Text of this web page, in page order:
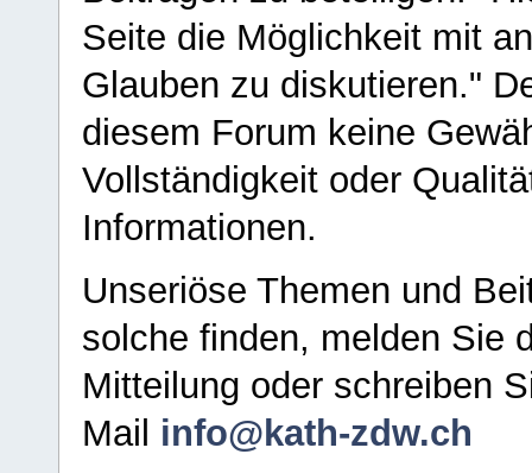
Seite die Möglichkeit mit
Glauben zu diskutieren."
diesem Forum keine
Vollständigkeit oder
Informationen.
Unseriöse Themen und
solche finden, melden Sie
Mitteilung oder schreiben
Mail info@kath-zdw.ch